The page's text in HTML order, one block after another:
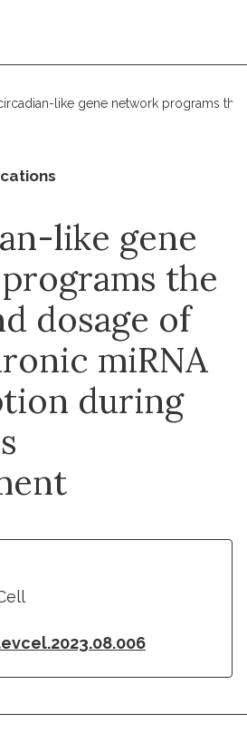
like gene network programs
like gene
the
dosage of
miRNA
during